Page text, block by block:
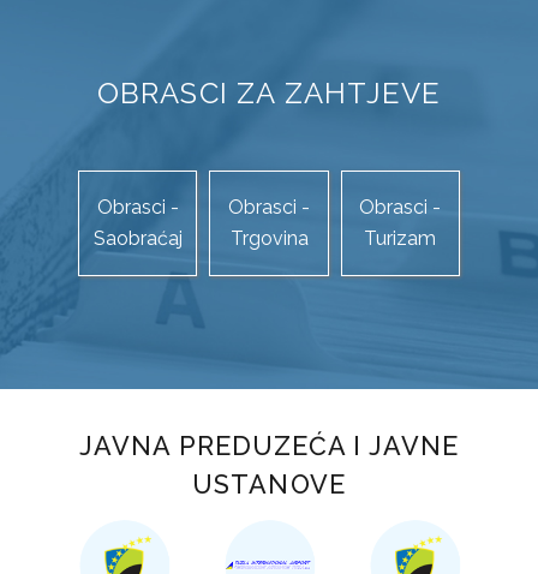
OBRASCI ZA ZAHTJEVE
Obrasci -
Saobraćaj
Obrasci -
Trgovina
Obrasci -
Turizam
JAVNA PREDUZEĆA I JAVNE
USTANOVE
OBRASCI ZAHTJEVA
TURIZAM
OBRASCI ZAHTJEVA
TURISTIČKA PATROLA
TURISTIČKI FORUM